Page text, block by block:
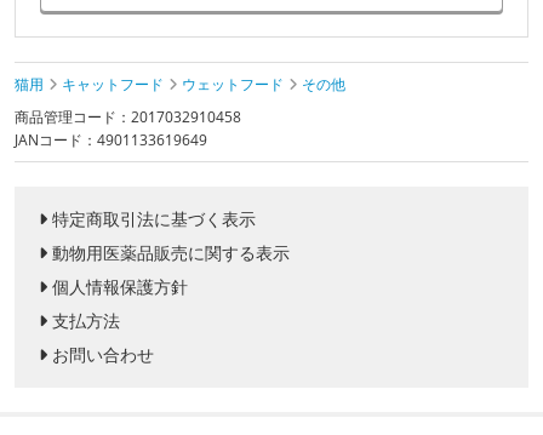
猫用 キャットフード ウェットフード
その他
商品管理コード：2017032910458
JANコード：4901133619649
特定商取引法に基づく表示
動物用医薬品販売に関する表示
個人情報保護方針
支払方法
お問い合わせ